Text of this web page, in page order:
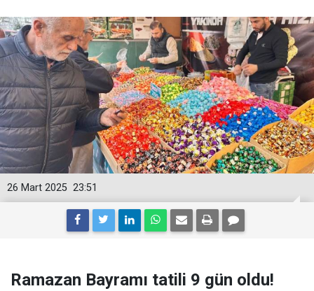
23:51
26 Mart 2025
Ramazan Bayramı tatili 9 gün oldu!